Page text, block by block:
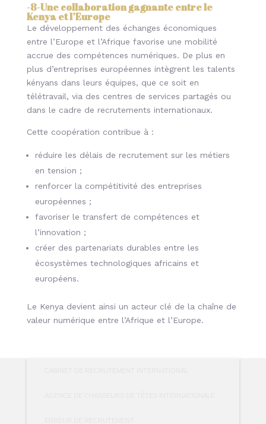
-8-Une collaboration gagnante entre le
Kenya et l’Europe
Le développement des échanges économiques
entre l’Europe et l’Afrique favorise une mobilité
accrue des compétences numériques. De plus en
plus d’entreprises européennes intègrent les talents
kényans dans leurs équipes, que ce soit en
télétravail, via des centres de services partagés ou
dans le cadre de recrutements internationaux.
Cette coopération contribue à :
réduire les délais de recrutement sur les métiers
en tension ;
renforcer la compétitivité des entreprises
européennes ;
favoriser le transfert de compétences et
l’innovation ;
créer des partenariats durables entre les
écosystèmes technologiques africains et
européens.
Le Kenya devient ainsi un acteur clé de la chaîne de
valeur numérique entre l’Afrique et l’Europe.